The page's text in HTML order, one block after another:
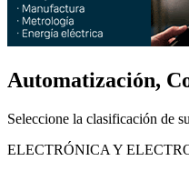
Automatización,
Seleccione la clasificación de
ELECTRÓNICA Y